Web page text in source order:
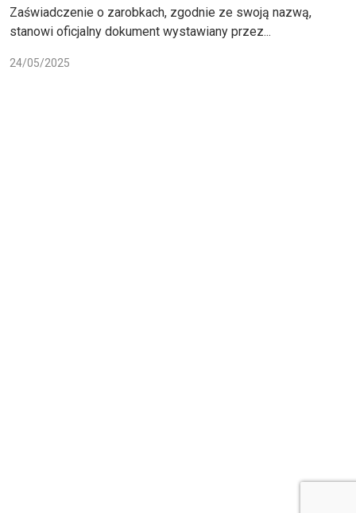
Zaświadczenie o zarobkach, zgodnie ze swoją nazwą,
stanowi oficjalny dokument wystawiany przez...
24/05/2025